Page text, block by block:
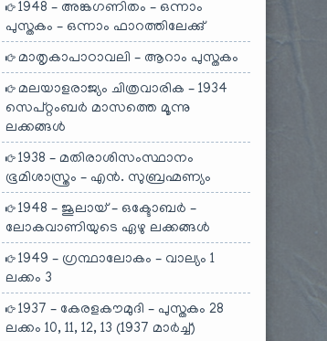
1948 – അങ്കഗണിതം – ഒന്നാം
പുസ്തകം – ഒന്നാം ഫാറത്തിലേക്കു്
മാതൃകാപാഠാവലി – ആറാം പുസ്തകം
മലയാളരാജ്യം ചിത്രവാരിക – 1934
സെപ്റ്റംബർ മാസത്തെ മൂന്നു
ലക്കങ്ങൾ
1938 – മതിരാശിസംസ്ഥാനം
ഭൂമിശാസ്ത്രം – എൻ. സുബ്രഹ്മണ്യം
1948 – ജൂലായ് – ഒക്ടോബർ –
ലോകവാണിയുടെ ഏഴു ലക്കങ്ങൾ
1949 – ഗ്രന്ഥാലോകം – വാല്യം 1
ലക്കം 3
1937 – കേരളകൗമുദി – പുസ്തകം 28
ലക്കം 10, 11, 12, 13 (1937 മാർച്ച്)